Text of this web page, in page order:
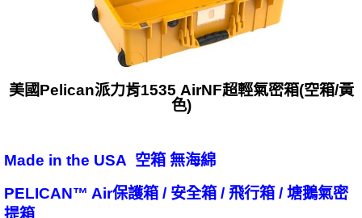
美國Pelican派力肯1535 AirNF超輕氣密箱(空箱/黃
色)
Made in the USA 空箱 無海綿
PELICAN™ Air保護箱 / 安全箱 / 飛行箱 / 塘鵝氣密
提箱